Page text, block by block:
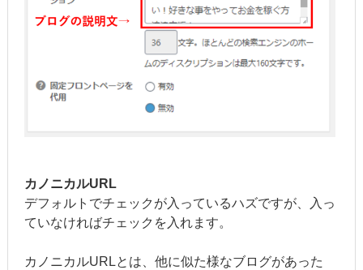
カノニカルURL
デフォルトでチェックが入っているハズですが、入っ
ていなければチェックを入れます。
カノニカルURLとは、他に似た様なブログがあった